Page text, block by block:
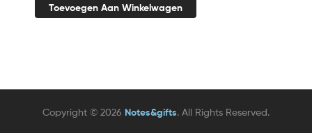
Toevoegen Aan Winkelwagen
Copyright © 2026 Notes&gifts. All Rights Reserved.